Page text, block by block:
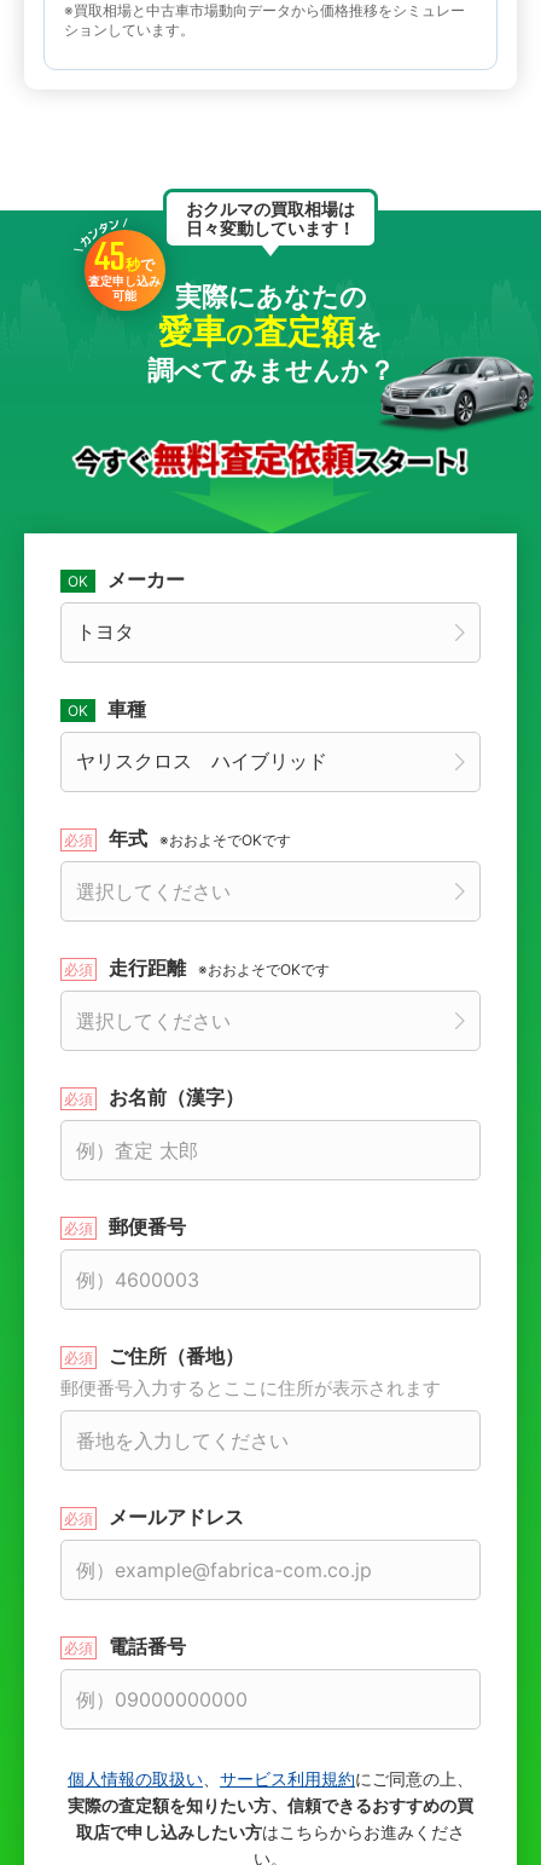
※買取相場と中古車市場動向データから価格推移をシミュレー
ションしています。
おクルマの買取相場は
日々変動しています！
45秒で
査定申し込み
可能
実際にあなたの
愛車の査定額を
調べてみませんか？
メーカー
車種
年式 ※おおよそでOKです
走行距離 ※おおよそでOKです
お名前（漢字）
郵便番号
ご住所（番地）
郵便番号入力するとここに住所が表示されます
メールアドレス
電話番号
個人情報の取扱い サービス利用規約にご同意の上、
実際の査定額を知りたい方、信頼できるおすすめの買
取店で申し込みしたい方はこちらからお進みくださ
い。